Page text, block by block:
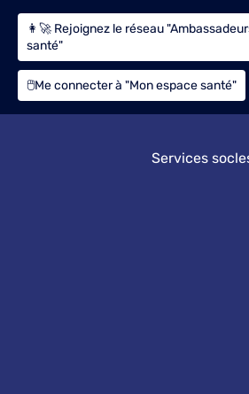
👩‍🚀 Rejoignez le réseau
santé"
🖱️Me connecter à "Mon espace santé"
Services